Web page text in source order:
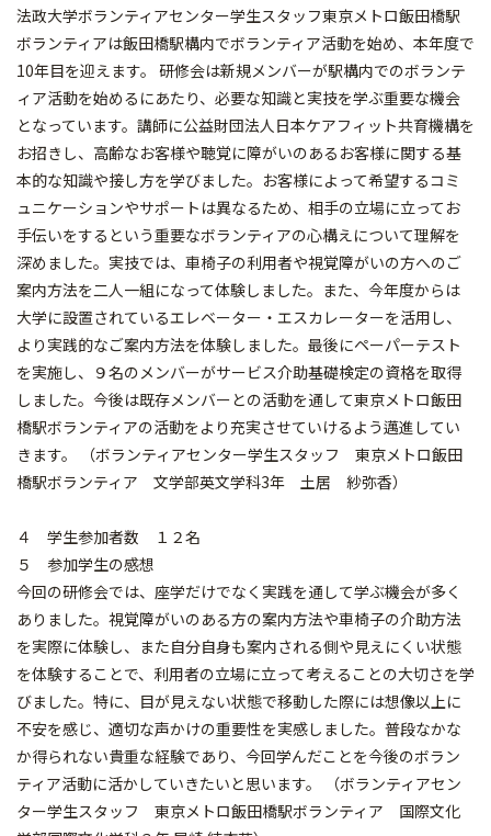
法政大学ボランティアセンター学生スタッフ東京メトロ飯田橋駅
ボランティアは飯田橋駅構内でボランティア活動を始め、本年度で
10年目を迎えます。 研修会は新規メンバーが駅構内でのボランテ
ィア活動を始めるにあたり、必要な知識と実技を学ぶ重要な機会
となっています。講師に公益財団法人日本ケアフィット共育機構を
お招きし、高齢なお客様や聴覚に障がいのあるお客様に関する基
本的な知識や接し方を学びました。お客様によって希望するコミ
ュニケーションやサポートは異なるため、相手の立場に立ってお
手伝いをするという重要なボランティアの心構えについて理解を
深めました。実技では、車椅子の利用者や視覚障がいの方へのご
案内方法を二人一組になって体験しました。また、今年度からは
大学に設置されているエレベーター・エスカレーターを活用し、
より実践的なご案内方法を体験しました。最後にペーパーテスト
を実施し、９名のメンバーがサービス介助基礎検定の資格を取得
しました。今後は既存メンバーとの活動を通して東京メトロ飯田
橋駅ボランティアの活動をより充実させていけるよう邁進してい
きます。 （ボランティアセンター学生スタッフ 東京メトロ飯田
橋駅ボランティア 文学部英文学科3年 土居 紗弥香）
４ 学生参加者数 １２名
５ 参加学生の感想
今回の研修会では、座学だけでなく実践を通して学ぶ機会が多く
ありました。視覚障がいのある方の案内方法や車椅子の介助方法
を実際に体験し、また自分自身も案内される側や見えにくい状態
を体験することで、利用者の立場に立って考えることの大切さを学
びました。特に、目が見えない状態で移動した際には想像以上に
不安を感じ、適切な声かけの重要性を実感しました。普段なかな
か得られない貴重な経験であり、今回学んだことを今後のボラン
ティア活動に活かしていきたいと思います。 （ボランティアセン
ター学生スタッフ 東京メトロ飯田橋駅ボランティア 国際文化